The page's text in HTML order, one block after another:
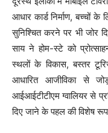
आधार कार्ड निर्माण, बच्चों
सुनिश्चित करने पर भी जोर
साय ने होम-स्टे को
स्थलों के विकास, बस्तर
आधारित आजीविका से
आईआईटीटीएम ग्वालियर से
दिए जाने के पहल की विशेष